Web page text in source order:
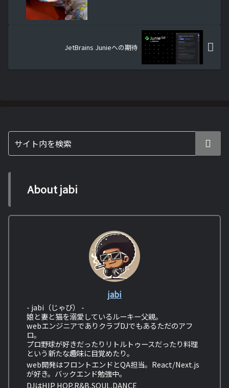
JetBrains Junieへの期待
About jabi
jabi
- jabi（じゃび） -
娘と妻と猫を溺愛しているルーキー父親。
webエンジニアでありクラブDJでもあるただのアフ
ロ。
プロ野球が好きだったりリトルトゥースだったり料理
という新たな趣味に目覚めたり。
web開発はフロントエンドとQA担当。React/Next.js
が好き。バックエンド勉強中。
DJはHIP HOP,R&B,SOUL,DANCE